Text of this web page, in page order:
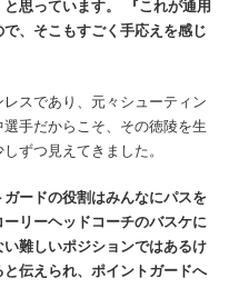
思っています。 『これが通用
、そこもすごく手応えを感じ
スであり、元々シューティン
手だからこそ、その徳陵を生
ずつ見えてきました。
ガードの役割はみんなにパスを
リーヘッドコーチのバスケに
難しいポジションではあるけ
伝えられ、ポイントガードへ